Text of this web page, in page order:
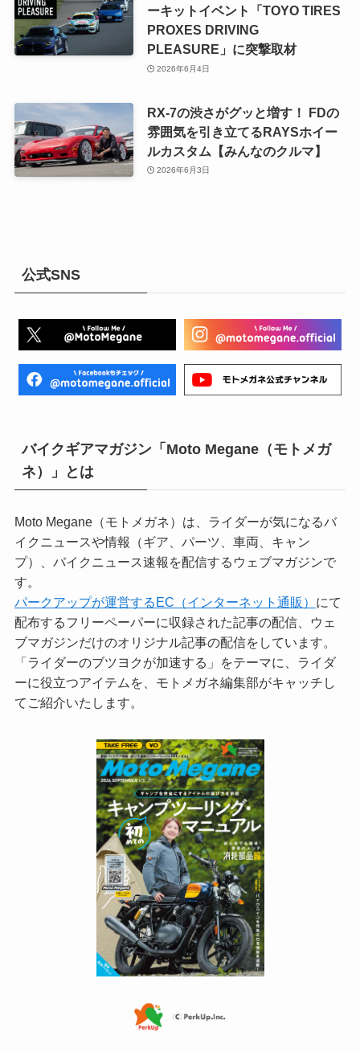
ーキットイベント「TOYO TIRES
PROXES DRIVING
PLEASURE」に突撃取材
2026年6月4日
RX-7の渋さがグッと増す！ FDの
雰囲気を引き立てるRAYSホイー
ルカスタム【みんなのクルマ】
2026年6月3日
公式SNS
バイクギアマガジン「Moto Megane（モトメガ
ネ）」とは
Moto Megane（モトメガネ）は、ライダーが気になるバ
イクニュースや情報（ギア、パーツ、車両、キャン
プ）、バイクニュース速報を配信するウェブマガジンで
す。
パークアップが運営するEC（インターネット通販） にて
配布するフリーペーパーに収録された記事の配信、ウェ
ブマガジンだけのオリジナル記事の配信をしています。
「ライダーのブツヨクが加速する」をテーマに、ライダ
ーに役立つアイテムを、モトメガネ編集部がキャッチし
てご紹介いたします。